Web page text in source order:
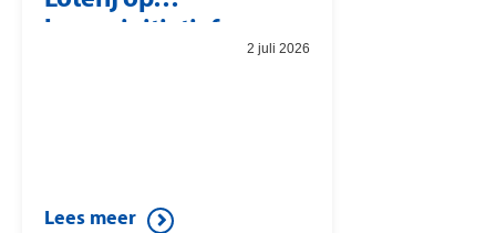
2 juli 2026
Lees meer